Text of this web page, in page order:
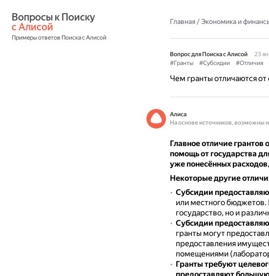
с Алисой
Примеры ответов Поиска с Алисой
Главная/Экономика и
Вопрос для Поиска с Алисой
23
#Гранты
#Субсидии #Отличия
Чем гранты отличаются от
Алиса
На основе источников, возможны
Главное отличие грантов
помощь от государства
уже понесённых расходов
Некоторые другие
Субсидии
или местного бюджетов.
государство, но и
Субсидии
гранты могут
предоставления
помещениями
Гранты требуют